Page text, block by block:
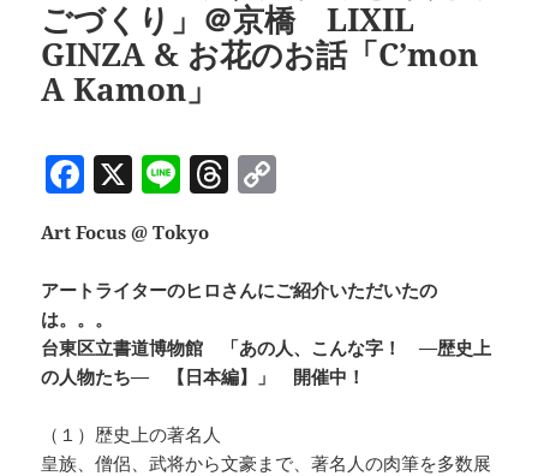
ごづくり」＠京橋 LIXIL
GINZA & お花のお話「C’mon
A Kamon」
F
a
c
e
b
o
k
X Li
e
T
a
d
s
y
Li
n
Art Focus @ Tokyo
アートライターのヒロさんにご紹介いただいたの
は。。。
台東区立書道博物館 「あの人、こんな字！ —歴史上
の人物たち— 【日本編】」 開催中！
（１）歴史上の著名人
皇族、僧侶、武将から文豪まで、著名人の肉筆を多数展